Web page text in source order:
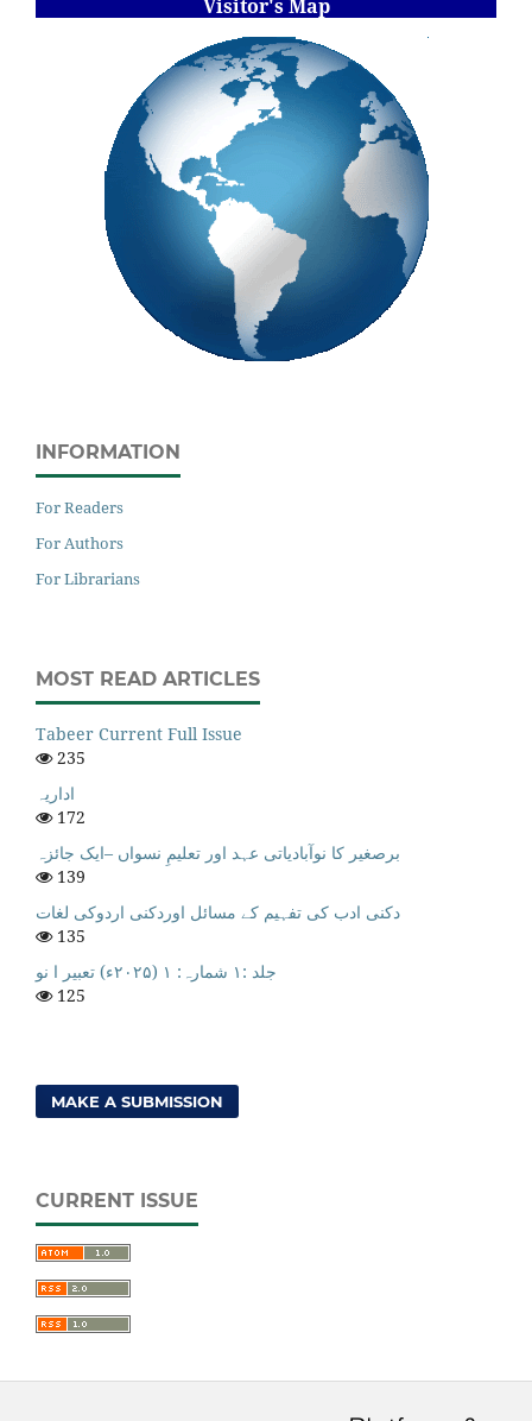
Visitor's Map
INFORMATION
For Readers
For Authors
For Librarians
MOST READ ARTICLES
Tabeer Current Full Issue
235
اداریہ
172
برصغیر کا نوآبادیاتی عہد اور تعلیمِ نسواں –ایک جائزہ
139
دکنی ادب کی تفہیم کے مسائل اوردکنی اردوکی لغات
135
جلد :۱ شمارہ: ۱ (۲۰۲۵ء) تعبیر ا نو
125
MAKE A SUBMISSION
CURRENT ISSUE